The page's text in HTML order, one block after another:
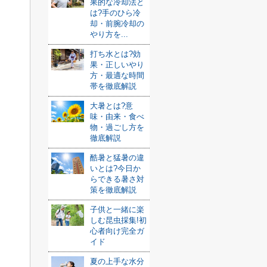
果的な冷却法と
は?手のひら冷
却・前腕冷却の
やり方を...
打ち水とは?効
果・正しいやり
方・最適な時間
帯を徹底解説
大暑とは?意
味・由来・食べ
物・過ごし方を
徹底解説
酷暑と猛暑の違
いとは?今日か
らできる暑さ対
策を徹底解説
子供と一緒に楽
しむ昆虫採集!初
心者向け完全ガ
イド
夏の上手な水分